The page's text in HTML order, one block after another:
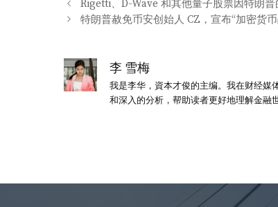
类
Rigetti、D-Wave 和其他量子股票因特朗
特朗普赦免币安创始人 CZ，宣布“加密货
李 雪梅
我是李华，資本才俊的主编。我在财经媒
和深入的分析，帮助读者更好地理解金融世